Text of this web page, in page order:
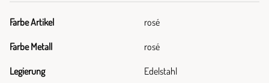
Farbe Artikel rosé
Farbe Metall rosé
Legierung Edelstahl